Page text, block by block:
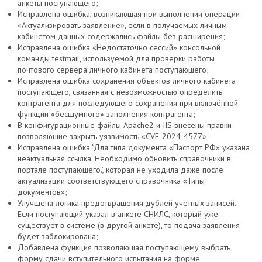
анкеты поступающего;
Исправлена ошибка, возникающая при выполнении операции
«Актуализировать заявление», если в получаемых личным
кабинетом данных содержались файлы без расширения;
Исправлена ошибка «Недостаточно сессий» консольной
команды testmail, используемой для проверки работы
почтового сервера личного кабинета поступающего;
Исправлена ошибка сохранения объектов личного кабинета
поступающего, связанная с невозможностью определить
контрагента для последующего сохранения при включённой
функции «бесшумного» заполнения контрагента;
В конфигурационные файлы Apache2 и IIS внесены правки
позволяющие закрыть уязвимость «CVE-2024-4577»;
Исправлена ошибка ‘Для типа документа «Паспорт РФ» указана
неактуальная ссылка. Необходимо обновить справочники в
портале поступающего.’, которая не уходила даже после
актуализации соответствующего справочника «Типы
документов»;
Улучшена логика предотвращения дублей учетных записей.
Если поступающий указал в анкете СНИЛС, который уже
существует в системе (в другой анкете), то подача заявления
будет заблокирована;
Добавлена функция позволяющая поступающему выбрать
форму сдачи вступительного испытания на форме